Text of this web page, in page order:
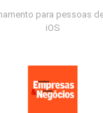
para pessoas
iOS